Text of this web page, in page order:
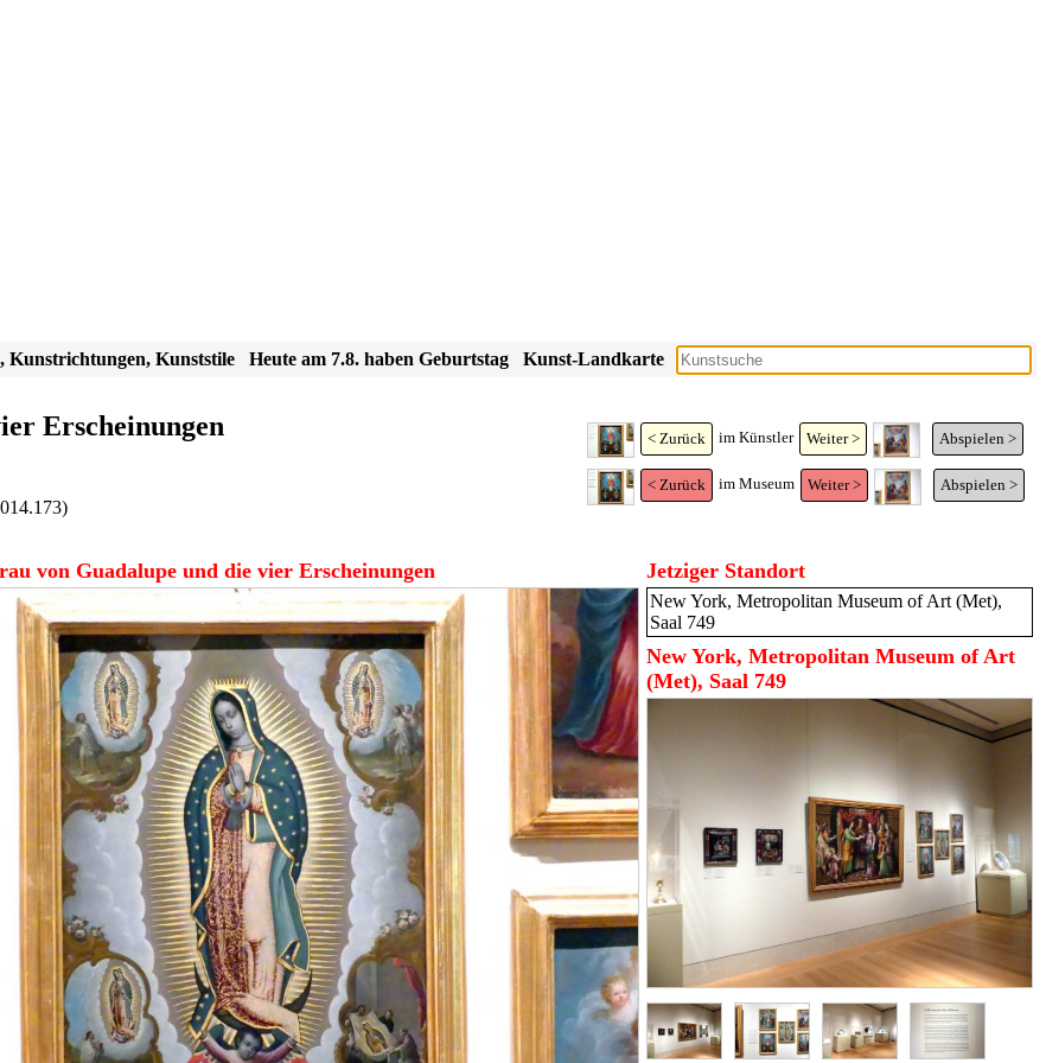
Kunst-Landkarte
Heute am 7.8. haben Geburtstag
Kunstrichtungen, Kunststile
< Zurück im Künstler Weiter > Abspielen >
< Zurück im Museum Weiter > Abspielen >
Erscheinungen
von Guadalupe und die vier Erscheinungen Jetziger Standort
New York, Metropolitan Museum of Art (Met),
Saal 749
New York, Metropolitan Museum of Art
(Met), Saal 749